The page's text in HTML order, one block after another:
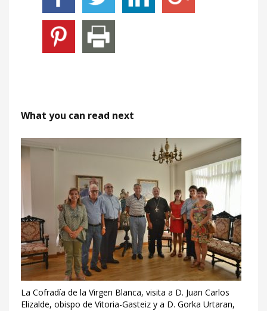
What you can read next
La Cofradía de la Virgen Blanca, visita a D. Juan Carlos
Elizalde, obispo de Vitoria-Gasteiz y a D. Gorka Urtaran,